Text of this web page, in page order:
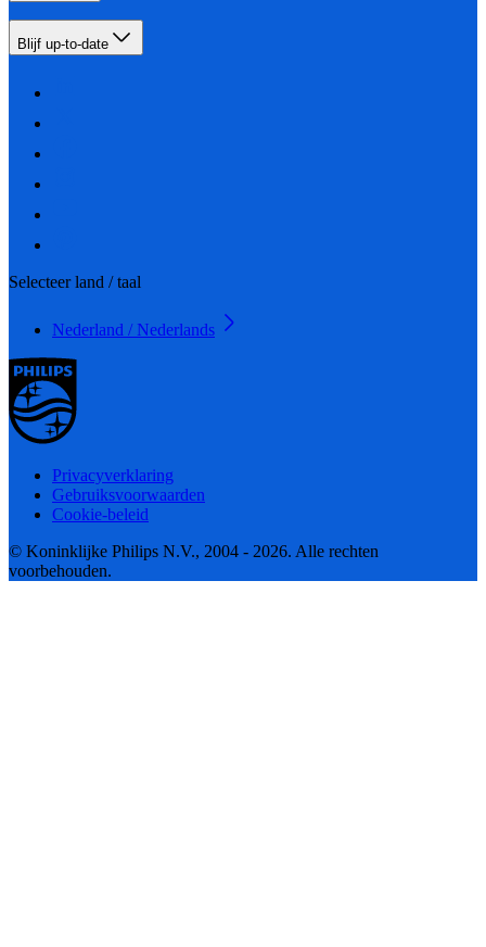
Blijf up-to-date
Selecteer land / taal
Nederland / Nederlands
Privacyverklaring
Gebruiksvoorwaarden
Cookie-beleid
© Koninklijke Philips N.V., 2004 - 2026. Alle rechten
voorbehouden.